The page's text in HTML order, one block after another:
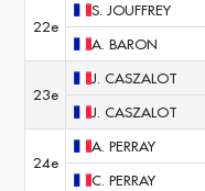
22e
S. JOUFFREY
A. BARON
23e
J. CASZALOT
J. CASZALOT
24e
A. PERRAY
C. PERRAY